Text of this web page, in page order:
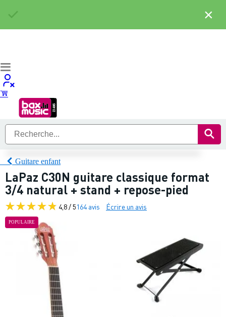
Guitare enfant
LaPaz C30N guitare classique format
3/4 natural + stand + repose-pied
4,8 / 5164 avis Écrire un avis
POPULAIRE
×